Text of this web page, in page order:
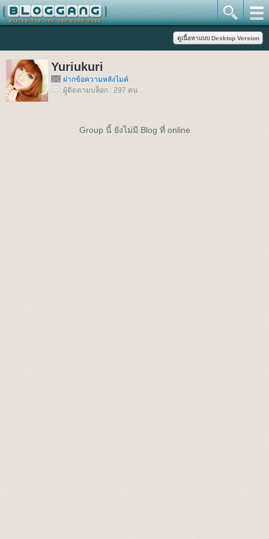
Yuriukuri
ฝากข้อความหลังไมค์
ผู้ติดตามบล็อก : 297 คน
Group นี้ ยังไม่มี Blog ที่ online